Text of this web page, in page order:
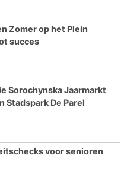
Zomer op het Plein
succes
Sorochynska Jaarmarkt
Stadspark De Parel
voor senioren